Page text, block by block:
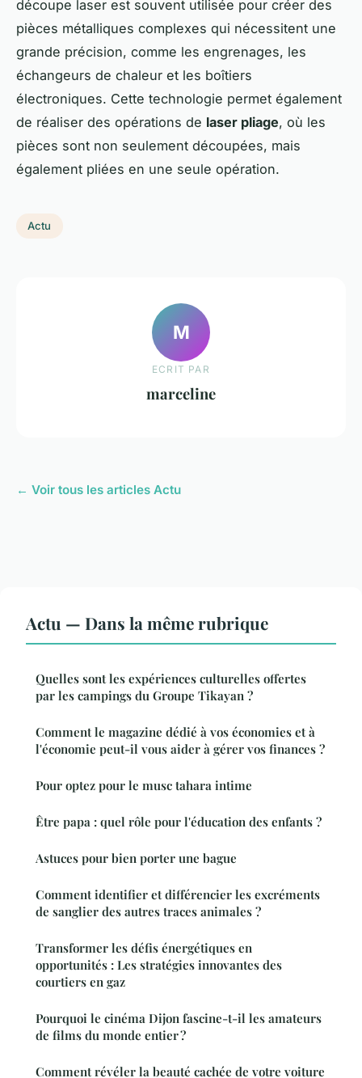
découpe laser est souvent utilisée pour créer des
pièces métalliques complexes qui nécessitent une
grande précision, comme les engrenages, les
échangeurs de chaleur et les boîtiers
électroniques. Cette technologie permet également
de réaliser des opérations de laser pliage, où les
pièces sont non seulement découpées, mais
également pliées en une seule opération.
Actu
M
ECRIT PAR
marceline
← Voir tous les articles Actu
Actu — Dans la même rubrique
Quelles sont les expériences culturelles offertes
par les campings du Groupe Tikayan ?
Comment le magazine dédié à vos économies et à
l'économie peut-il vous aider à gérer vos finances ?
Pour optez pour le musc tahara intime
Être papa : quel rôle pour l'éducation des enfants ?
Astuces pour bien porter une bague
Comment identifier et différencier les excréments
de sanglier des autres traces animales ?
Transformer les défis énergétiques en
opportunités : Les stratégies innovantes des
courtiers en gaz
Pourquoi le cinéma Dijon fascine-t-il les amateurs
de films du monde entier ?
Comment révéler la beauté cachée de votre voiture